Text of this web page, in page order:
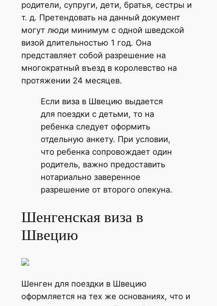
родители, супруги, дети, братья, сестры и
т. д. Претендовать на данный документ
могут люди минимум с одной шведской
визой длительностью 1 год. Она
представляет собой разрешение на
многократный въезд в королевство на
протяжении 24 месяцев.
Если виза в Швецию выдается
для поездки с детьми, то на
ребенка следует оформить
отдельную анкету. При условии,
что ребенка сопровождает один
родитель, важно предоставить
нотариально заверенное
разрешение от второго опекуна.
Шенгенская виза в
Швецию
Шенген для поездки в Швецию
оформляется на тех же основаниях, что и